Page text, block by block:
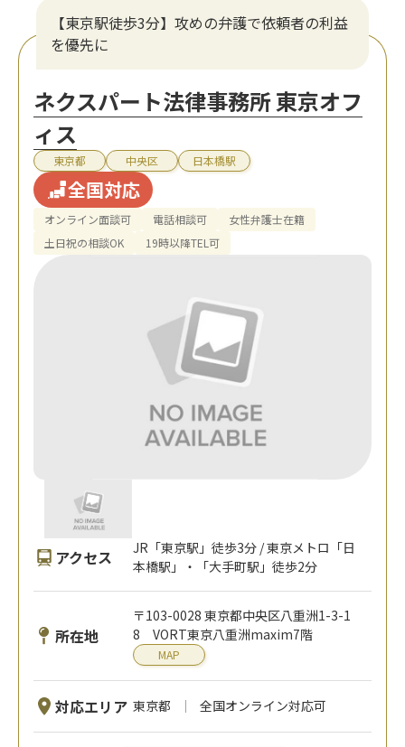
【東京駅徒歩3分】攻めの弁護で依頼者の利益
を優先に
ネクスパート法律事務所 東京オフ
ィス
東京都 中央区 日本橋駅
全国対応
オンライン面談可 電話相談可
女性弁護士在籍
土日祝の相談OK
19時以降TEL可
アクセス
JR「東京駅」徒歩3分 / 東京メトロ「日
本橋駅」・「大手町駅」徒歩2分
所在地
〒103-0028 東京都中央区八重洲1-3-1
8 VORT東京八重洲maxim7階
MAP
対応エリア 東京都 全国オンライン対応可